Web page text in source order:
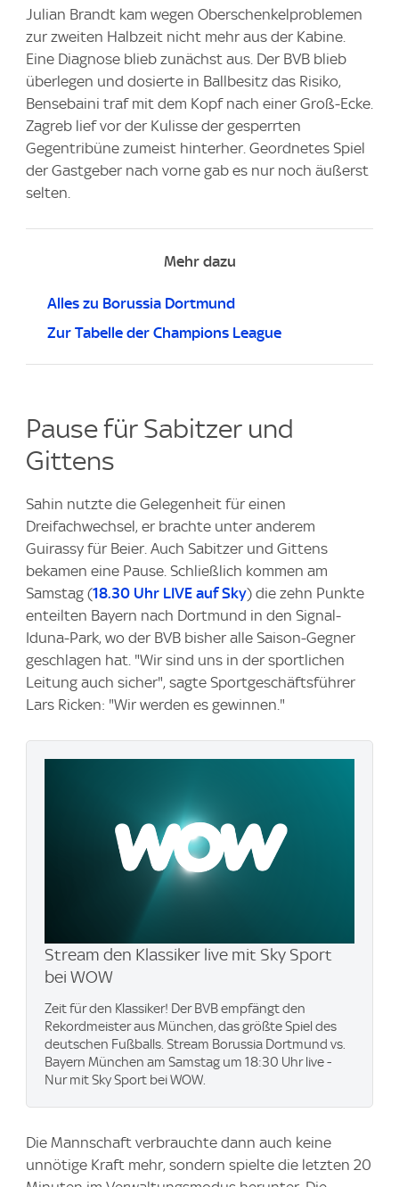
Julian Brandt kam wegen Oberschenkelproblemen
zur zweiten Halbzeit nicht mehr aus der Kabine.
Eine Diagnose blieb zunächst aus. Der BVB blieb
überlegen und dosierte in Ballbesitz das Risiko,
Bensebaini traf mit dem Kopf nach einer Groß-Ecke.
Zagreb lief vor der Kulisse der gesperrten
Gegentribüne zumeist hinterher. Geordnetes Spiel
der Gastgeber nach vorne gab es nur noch äußerst
selten.
Mehr dazu
Alles zu Borussia Dortmund
Zur Tabelle der Champions League
Pause für Sabitzer und
Gittens
Sahin nutzte die Gelegenheit für einen
Dreifachwechsel, er brachte unter anderem
Guirassy für Beier. Auch Sabitzer und Gittens
bekamen eine Pause. Schließlich kommen am
Samstag (18.30 Uhr LIVE auf Sky) die zehn Punkte
enteilten Bayern nach Dortmund in den Signal-
Iduna-Park, wo der BVB bisher alle Saison-Gegner
geschlagen hat. "Wir sind uns in der sportlichen
Leitung auch sicher", sagte Sportgeschäftsführer
Lars Ricken: "Wir werden es gewinnen."
Stream den Klassiker live mit Sky Sport
bei WOW
Zeit für den Klassiker! Der BVB empfängt den
Rekordmeister aus München, das größte Spiel des
deutschen Fußballs. Stream Borussia Dortmund vs.
Bayern München am Samstag um 18:30 Uhr live -
Nur mit Sky Sport bei WOW.
Die Mannschaft verbrauchte dann auch keine
unnötige Kraft mehr, sondern spielte die letzten 20